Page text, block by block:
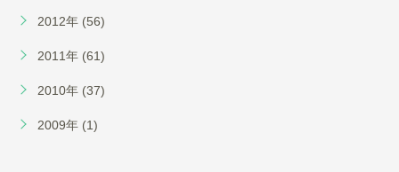
2012年 (56)
2011年 (61)
2010年 (37)
2009年 (1)